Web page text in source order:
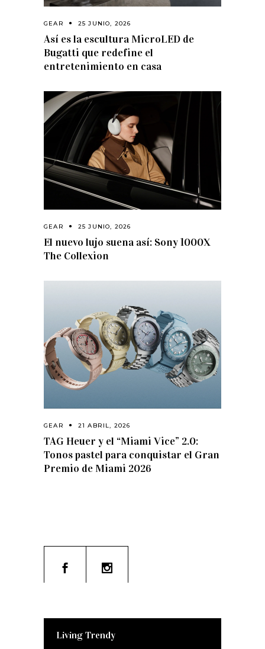
GEAR 25 JUNIO, 2026
Así es la escultura MicroLED de
Bugatti que redefine el
entretenimiento en casa
GEAR 25 JUNIO, 2026
El nuevo lujo suena así: Sony 1000X
The Collexion
GEAR 21 ABRIL, 2026
TAG Heuer y el “Miami Vice” 2.0:
Tonos pastel para conquistar el Gran
Premio de Miami 2026
Living Trendy